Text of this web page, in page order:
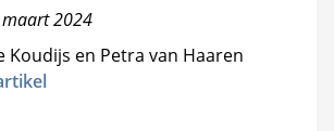
2024
Koudijs en Petra van Haaren